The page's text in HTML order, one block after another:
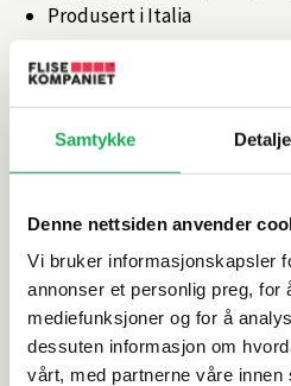
Samtykke
Denne nettsiden anvender
Vi bruker informasjonskapsler
annonser et personlig preg, for
mediefunksjoner og for å
dessuten informasjon om
vårt, med partnerne våre innen
Produsert i Italia
Artikkelnr.101358868
Produktinformasjon
Spesifikasjoner
Rengjøring og
Leveringsinformasjon